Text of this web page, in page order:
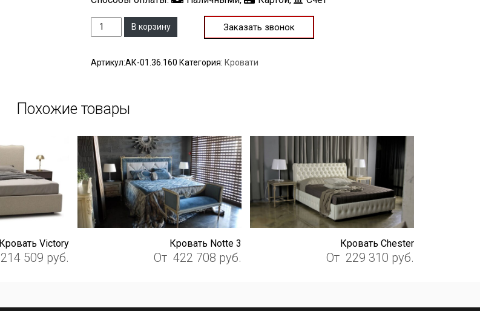
КоличествоВ корзину Заказать звонок
Артикул:АК-01.36.160 Категория: Кровати
Похожие товары
Кровать Viсtory
214 509 руб.
Кровать Notte 3
От 422 708 руб.
Кровать Chester
От 229 310 руб.